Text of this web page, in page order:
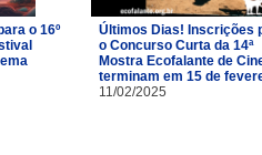
o 16º
Últimos Dias! Inscrições
o Concurso Curta da 14ª
Mostra Ecofalante de
terminam em 15 de
11/02/2025